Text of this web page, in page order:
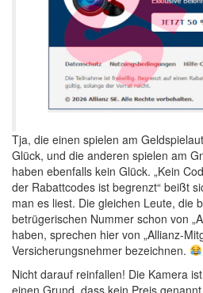
Tja, die einen spielen am
Glück, und die anderen spielen am
haben ebenfalls kein Glück. „Kein
der Rabattcodes ist begrenzt“ beißt
man es liest. Die gleichen Leute, die
betrügerischen Nummer schon von
haben, sprechen hier von „Allianz-
Versicherungsnehmer bezeichnen.
Nicht darauf reinfallen! Die Kamera